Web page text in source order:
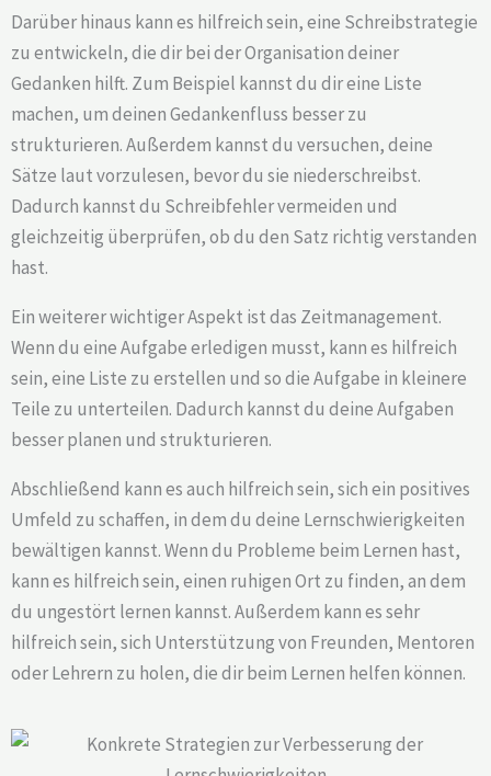
Darüber hinaus kann es hilfreich sein, eine Schreibstrategie
zu entwickeln, die dir bei der Organisation deiner
Gedanken hilft. Zum Beispiel kannst du dir eine Liste
machen, um deinen Gedankenfluss besser zu
strukturieren. Außerdem kannst du versuchen, deine
Sätze laut vorzulesen, bevor du sie niederschreibst.
Dadurch kannst du Schreibfehler vermeiden und
gleichzeitig überprüfen, ob du den Satz richtig verstanden
hast.
Ein weiterer wichtiger Aspekt ist das Zeitmanagement.
Wenn du eine Aufgabe erledigen musst, kann es hilfreich
sein, eine Liste zu erstellen und so die Aufgabe in kleinere
Teile zu unterteilen. Dadurch kannst du deine Aufgaben
besser planen und strukturieren.
Abschließend kann es auch hilfreich sein, sich ein positives
Umfeld zu schaffen, in dem du deine Lernschwierigkeiten
bewältigen kannst. Wenn du Probleme beim Lernen hast,
kann es hilfreich sein, einen ruhigen Ort zu finden, an dem
du ungestört lernen kannst. Außerdem kann es sehr
hilfreich sein, sich Unterstützung von Freunden, Mentoren
oder Lehrern zu holen, die dir beim Lernen helfen können.